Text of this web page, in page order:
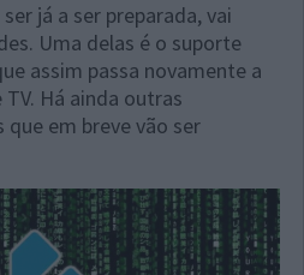
já a ser preparada, vai
Uma delas é o suporte
assim passa novamente a
Há ainda outras
em breve vão ser